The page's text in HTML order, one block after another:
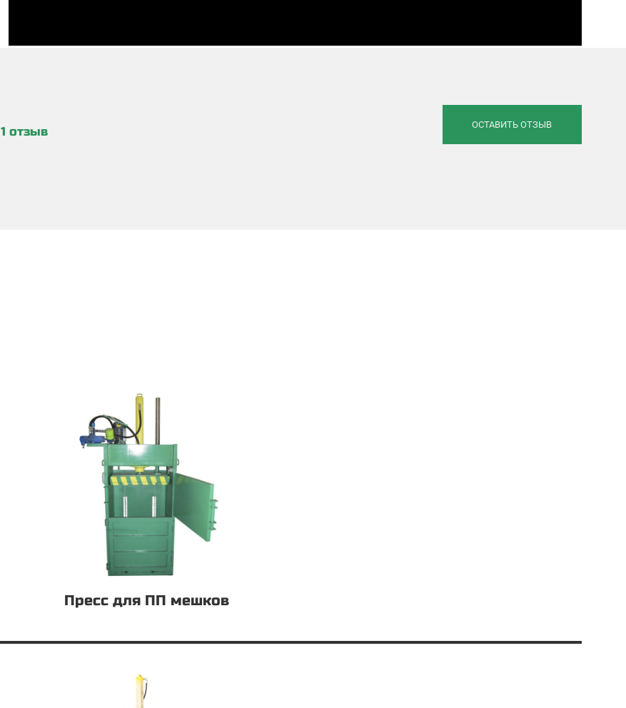
1 отзыв ОСТАВИТЬ ОТЗЫВ
Пресс для ПП мешков